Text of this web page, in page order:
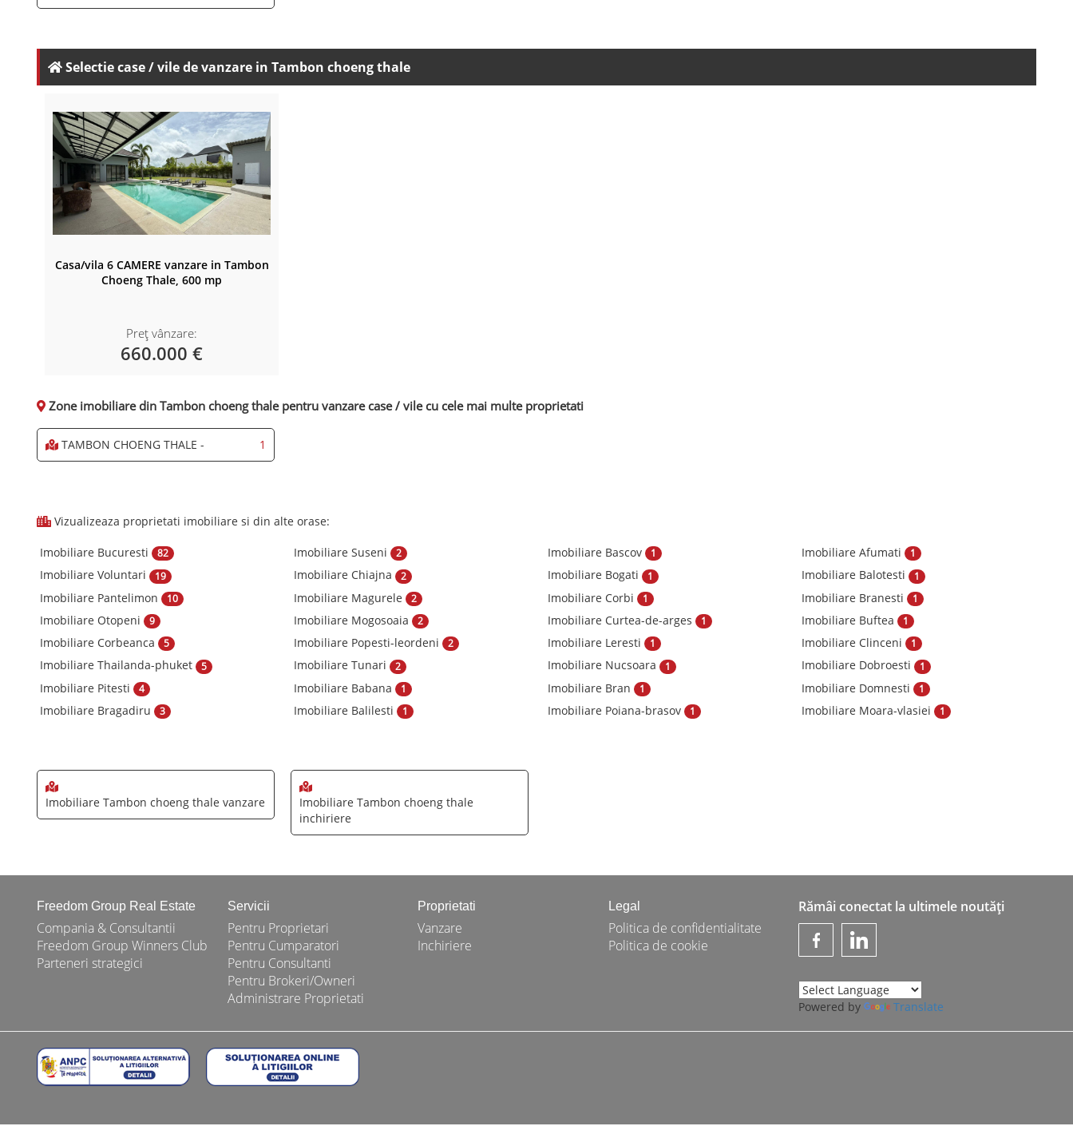
Selectie case / vile de vanzare in Tambon choeng thale
Casa/vila 6 CAMERE vanzare in Tambon
Choeng Thale, 600 mp
Preț vânzare:
660.000 €
Zone imobiliare din Tambon choeng thale pentru vanzare case / vile cu cele mai multe proprietati
TAMBON CHOENG THALE - 1
Vizualizeaza proprietati imobiliare si din alte orase:
Imobiliare Bucuresti 82
Imobiliare Voluntari 19
Imobiliare Pantelimon 10
Imobiliare Otopeni 9
Imobiliare Corbeanca 5
Imobiliare Thailanda-phuket 5
Imobiliare Pitesti 4
Imobiliare Bragadiru 3
Imobiliare Suseni 2
Imobiliare Chiajna 2
Imobiliare Magurele 2
Imobiliare Mogosoaia 2
Imobiliare Popesti-leordeni 2
Imobiliare Tunari 2
Imobiliare Babana 1
Imobiliare Balilesti 1
Imobiliare Bascov 1
Imobiliare Bogati 1
Imobiliare Corbi 1
Imobiliare Curtea-de-arges 1
Imobiliare Leresti 1
Imobiliare Nucsoara 1
Imobiliare Bran 1
Imobiliare Poiana-brasov 1
Imobiliare Afumati 1
Imobiliare Balotesti 1
Imobiliare Branesti 1
Imobiliare Buftea 1
Imobiliare Clinceni 1
Imobiliare Dobroesti 1
Imobiliare Domnesti 1
Imobiliare Moara-vlasiei 1
Imobiliare Tambon choeng thale vanzare
Imobiliare Tambon choeng thale
inchiriere
Freedom Group Real Estate
Compania & Consultantii
Freedom Group Winners Club
Parteneri strategici
Servicii
Pentru Proprietari
Pentru Cumparatori
Pentru Consultanti
Pentru Brokeri/Owneri
Administrare Proprietati
Proprietati
Vanzare
Inchiriere
Legal
Politica de confidentialitate
Politica de cookie
Rămâi conectat la ultimele noutăți
Powered by Translate